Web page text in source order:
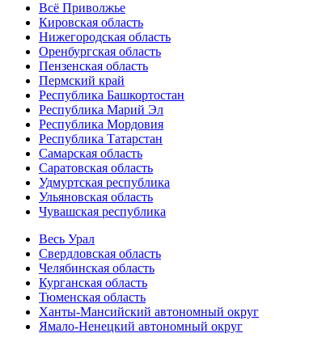
Всё Приволжье
Кировская область
Нижегородская область
Оренбургская область
Пензенская область
Пермский край
Республика Башкортостан
Республика Марий Эл
Республика Мордовия
Республика Татарстан
Самарская область
Саратовская область
Удмуртская республика
Ульяновская область
Чувашская республика
Весь Урал
Свердловская область
Челябинская область
Курганская область
Тюменская область
Ханты-Мансийский автономный округ
Ямало-Ненецкий автономный округ